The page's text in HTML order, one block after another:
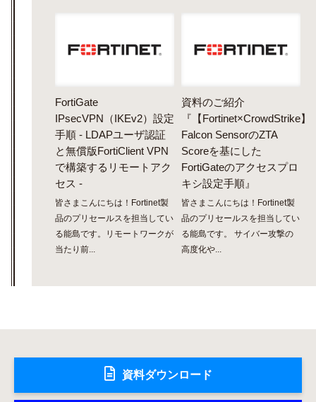
FortiGate
IPsecVPN（IKEv2）設定
手順 - LDAPユーザ認証
と無償版FortiClient VPN
で構築するリモートアク
セス -
皆さまこんにちは！Fortinet製
品のプリセールスを担当してい
る能島です。リモートワークが
当たり前...
資料のご紹介
『【Fortinet×CrowdStrike】
Falcon SensorのZTA
Scoreを基にした
FortiGateのアクセスプロ
キシ設定手順』
皆さまこんにちは！Fortinet製
品のプリセールスを担当してい
る能島です。 サイバー攻撃の
高度化や...
資料ダウンロード